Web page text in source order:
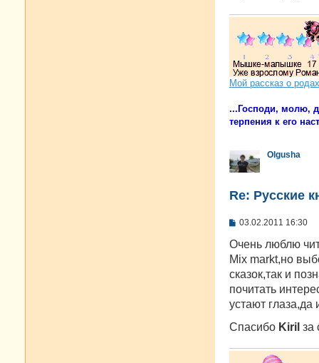
Мой рассказ о родах
...Господи, молю,
терпения к его
Olgusha
Re: Русские
С
о
щ
е
и
е
03.02.2011 16:30
Очень люблю
Mix markt,но
сказок,так и
почитать
устают глаза,да
Спасибо Kiril за